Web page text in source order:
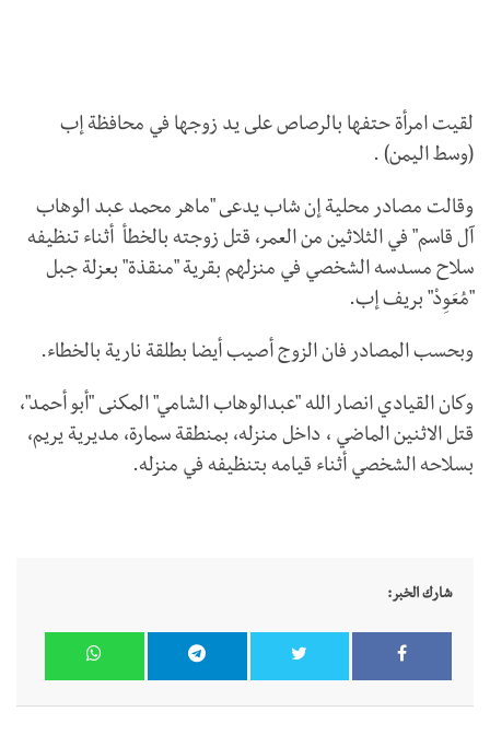
لقيت امرأة حتفها بالرصاص على يد زوجها في محافظة إب
(وسط اليمن) .
وقالت مصادر محلية إن شاب يدعى "ماهر محمد عبد الوهاب
آل قاسم" في الثلاثين من العمر، قتل زوجته بالخطأ أثناء تنظيفه
سلاح مسدسه الشخصي في منزلهم بقرية "منقذة" بعزلة جبل
"مُعَوِدْ" بريف إب.
وبحسب المصادر فان الزوج أصيب أيضا بطلقة نارية بالخطاء.
وكان القيادي انصار الله "عبدالوهاب الشامي" المكنى "أبو أحمد"،
قتل الاثنين الماضي ، داخل منزله، بمنطقة سمارة، مديرية يريم،
بسلاحه الشخصي أثناء قيامه بتنظيفه في منزله.
شارك الخبر: